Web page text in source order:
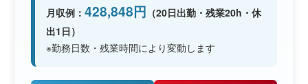
月収例： 428,848円 （20日出勤・残業20h・休
出1日）
※勤務日数・残業時間により変動します